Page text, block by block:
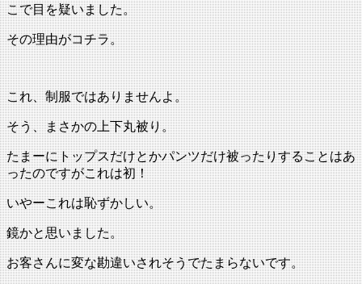
こで目を疑いました。
その理由がコチラ。
これ、制服ではありませんよ。
そう、まさかの上下丸被り。
たまーにトップスだけとかパンツだけ被ったりすることはあ
ったのですがこれは初！
いやーこれは恥ずかしい。
鏡かと思いました。
お客さんに変な勘違いされそうでたまらないです。